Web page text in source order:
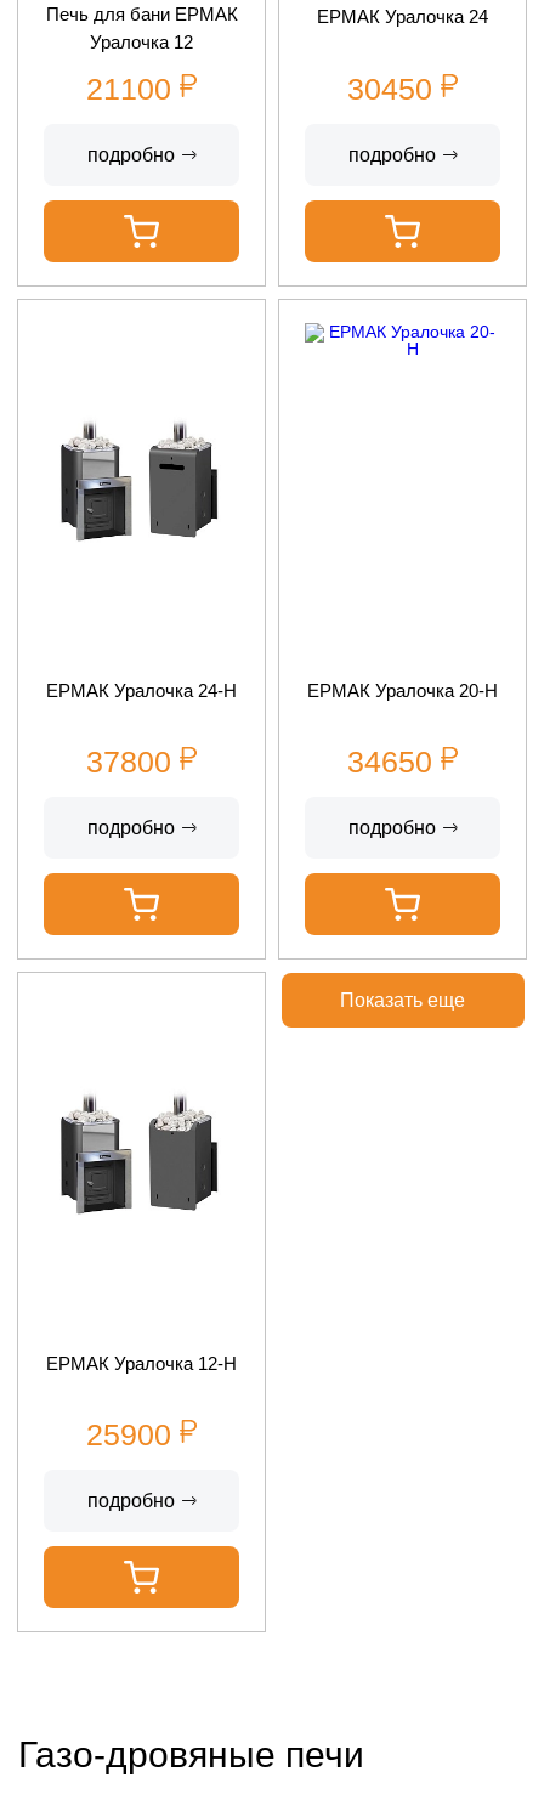
Печь для бани ЕРМАК
Уралочка 12
21100
подробно
ЕРМАК Уралочка 24
30450
подробно
ЕРМАК Уралочка 24-Н
37800
подробно
ЕРМАК Уралочка 20-Н
34650
подробно
ЕРМАК Уралочка 12-Н
25900
подробно
Показать еще
Газо-дровяные печи